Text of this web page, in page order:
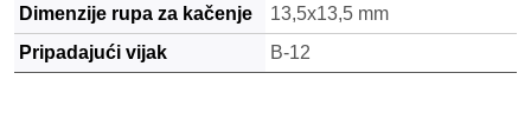
Dimenzije rupa za kačenje
13,5x13,5 mm
Pripadajući vijak
B-12